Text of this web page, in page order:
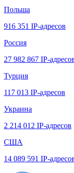
Польша
916 351 IP-адресов
Россия
27 982 867 IP-
Турция
117 013 IP-адресов
Украина
2 214 012 IP-адресов
США
14 089 591 IP-